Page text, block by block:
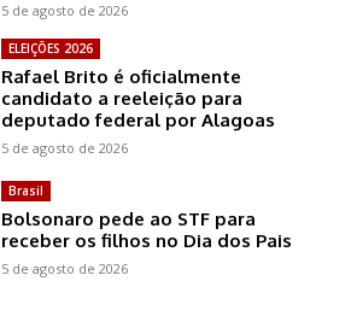
5 de agosto de 2026
ELEIÇÕES 2026
Rafael Brito é oficialmente
candidato a reeleição para
deputado federal por Alagoas
5 de agosto de 2026
Brasil
Bolsonaro pede ao STF para
receber os filhos no Dia dos Pais
5 de agosto de 2026